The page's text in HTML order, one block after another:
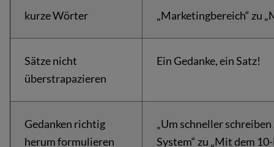
kurze Wörter „Marketingbereich“ zu
Sätze nicht
überstrapazieren
Ein Gedanke, ein Satz!
Gedanken richtig
herum formulieren
„Um schneller
System“ zu „Mit dem